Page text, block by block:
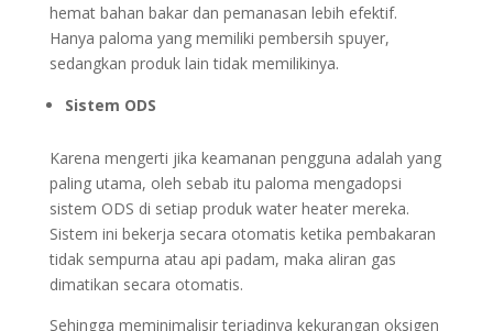
hemat bahan bakar dan pemanasan lebih efektif.
Hanya paloma yang memiliki pembersih spuyer,
sedangkan produk lain tidak memilikinya.
Sistem ODS
Karena mengerti jika keamanan pengguna adalah yang
paling utama, oleh sebab itu paloma mengadopsi
sistem ODS di setiap produk water heater mereka.
Sistem ini bekerja secara otomatis ketika pembakaran
tidak sempurna atau api padam, maka aliran gas
dimatikan secara otomatis.
Sehingga meminimalisir terjadinya kekurangan oksigen